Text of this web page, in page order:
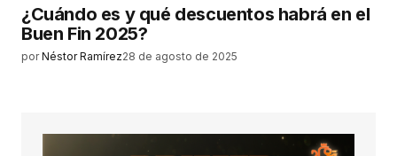
¿Cuándo es y qué descuentos habrá en el
Buen Fin 2025?
por Néstor Ramírez28 de agosto de 2025